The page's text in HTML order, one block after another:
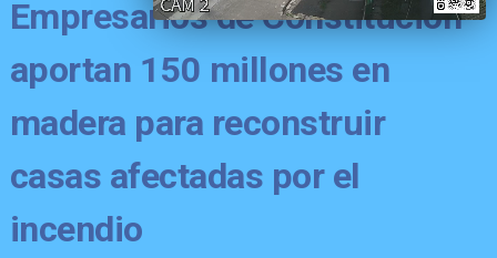
Empresarios de Constitución
aportan 150 millones en
madera para reconstruir
casas afectadas por el
incendio